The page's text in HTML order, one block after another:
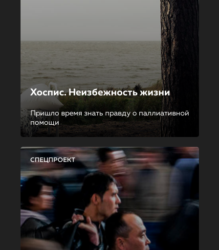
Хоспис. Неизбежность жизни
Пришло время знать правду о паллиативной
помощи
СПЕЦПРОЕКТ